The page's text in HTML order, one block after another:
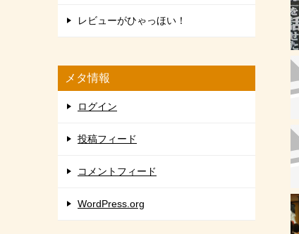
レビューがひゃっほい！
メタ情報
ログイン
投稿フィード
コメントフィード
WordPress.org